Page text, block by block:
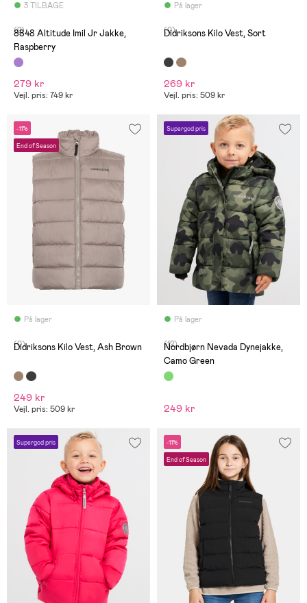
3 TILBAGE
(2)
8848 Altitude Imil Jr Jakke,
Raspberry
279 kr
Vejl. pris: 749 kr
På lager
(0)
Didriksons Kilo Vest, Sort
269 kr
Vejl. pris: 509 kr
-11%
End of Season
På lager
(0)
Didriksons Kilo Vest, Ash Brown
249 kr
Vejl. pris: 509 kr
Supergod pris
På lager
(12)
Nordbjørn Nevada Dynejakke,
Camo Green
249 kr
Supergod pris -11%
End of Season